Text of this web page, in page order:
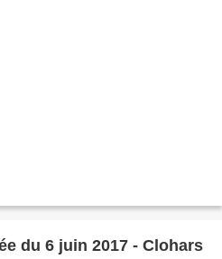
du 6 juin 2017 - Clohars